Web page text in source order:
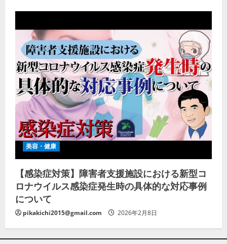
美容・健康
【感染症対策】障害者支援施設における新型コ
ロナウイルス感染症発生時の具体的な対応事例
について
pikakichi2015@gmail.com 2026年2月8日